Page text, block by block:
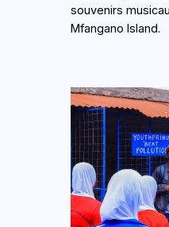
souvenirs
Mfangano Island.